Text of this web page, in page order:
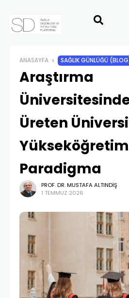
ANASAYFA SAĞLIK GÜNLÜĞÜ
Araştırma
Üreten
Paradigma
PROF. DR. MUSTAFA ALTINDIŞ
1 TEMMUZ 2026